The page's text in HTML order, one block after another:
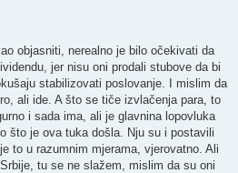
objasniti, nerealno je bilo očekivati da
jer nisu oni prodali stubove da bi
stabilizovati poslovanje. I mislim da
ali ide. A što se tiče izvlačenja para, to
i sada ima, ali je glavnina lopovluka
što je ova tuka došla. Nju su i postavili
to u razumnim mjerama, vjerovatno. Ali
tu se ne slažem, mislim da su oni